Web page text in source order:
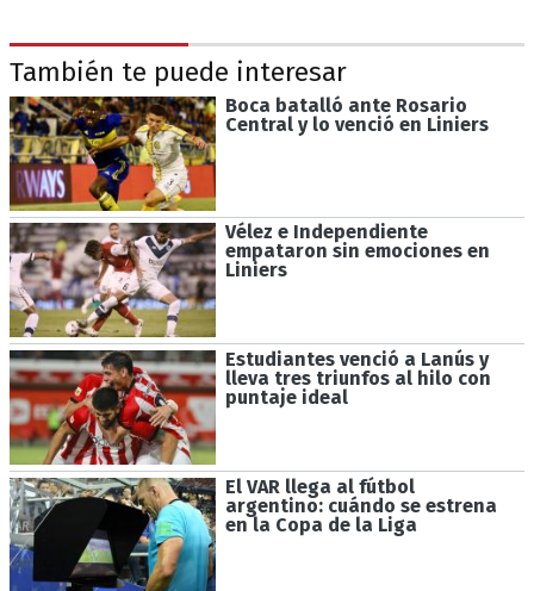
También te puede interesar
Boca batalló ante Rosario
Central y lo venció en Liniers
Vélez e Independiente
empataron sin emociones en
Liniers
Estudiantes venció a Lanús y
lleva tres triunfos al hilo con
puntaje ideal
El VAR llega al fútbol
argentino: cuándo se estrena
en la Copa de la Liga